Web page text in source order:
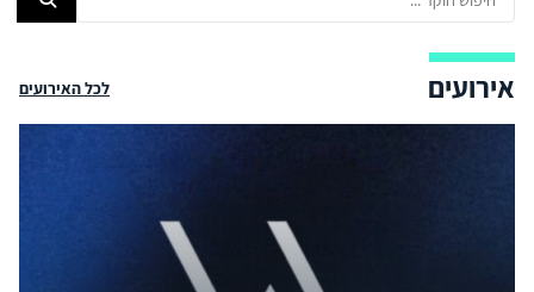
אירועים לכל האירועים